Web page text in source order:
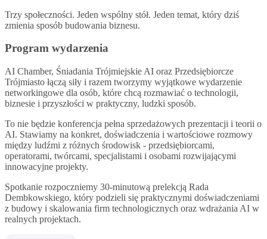
Trzy społeczności. Jeden wspólny stół. Jeden temat, który dziś
zmienia sposób budowania biznesu.
Program wydarzenia
AI Chamber, Śniadania Trójmiejskie AI oraz Przedsiębiorcze
Trójmiasto łączą siły i razem tworzymy wyjątkowe wydarzenie
networkingowe dla osób, które chcą rozmawiać o technologii,
biznesie i przyszłości w praktyczny, ludzki sposób.
To nie będzie konferencja pełna sprzedażowych prezentacji i teorii o
AI. Stawiamy na konkret, doświadczenia i wartościowe rozmowy
między ludźmi z różnych środowisk - przedsiębiorcami,
operatorami, twórcami, specjalistami i osobami rozwijającymi
innowacyjne projekty.
Spotkanie rozpoczniemy 30-minutową prelekcją Rada
Dembkowskiego, który podzieli się praktycznymi doświadczeniami
z budowy i skalowania firm technologicznych oraz wdrażania AI w
realnych projektach.